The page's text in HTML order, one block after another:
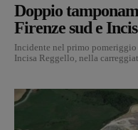
Doppio
Firenze sud e
Incidente nel primo
Incisa Reggello, nella